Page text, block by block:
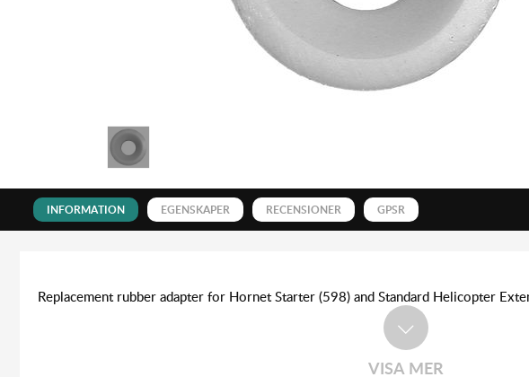
INFORMATION EGENSKAPER RECENSIONER GPSR
Replacement rubber adapter for Hornet Starter (598) and Standard Helicopter
VISA MER